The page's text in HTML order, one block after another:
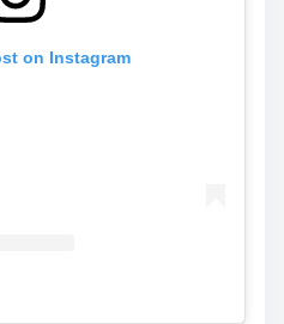
on Instagram